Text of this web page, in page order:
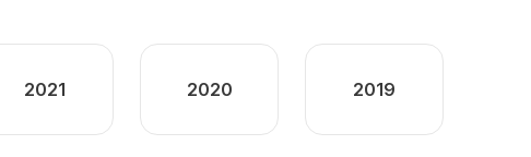
2021 2020 2019